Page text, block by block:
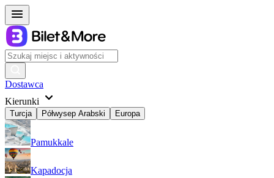
Dostawca
Kierunki
Turcja Półwysep Arabski Europa
Pamukkale
Kapadocja